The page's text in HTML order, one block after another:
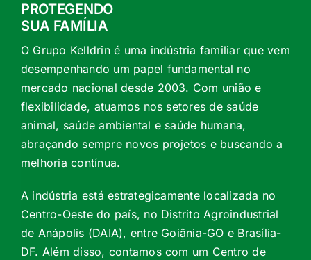
PROTEGENDO
SUA FAMÍLIA
O Grupo Kelldrin é uma indústria familiar que vem
desempenhando um papel fundamental no
mercado nacional desde 2003. Com união e
flexibilidade, atuamos nos setores de saúde
animal, saúde ambiental e saúde humana,
abraçando sempre novos projetos e buscando a
melhoria contínua.
A indústria está estrategicamente localizada no
Centro-Oeste do país, no Distrito Agroindustrial
de Anápolis (DAIA), entre Goiânia-GO e Brasília-
DF. Além disso, contamos com um Centro de